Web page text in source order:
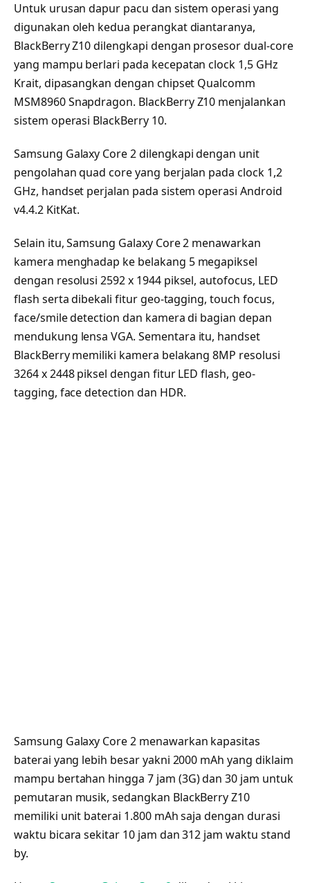
Untuk urusan dapur pacu dan sistem operasi yang
digunakan oleh kedua perangkat diantaranya,
BlackBerry Z10 dilengkapi dengan prosesor dual-core
yang mampu berlari pada kecepatan clock 1,5 GHz
Krait, dipasangkan dengan chipset Qualcomm
MSM8960 Snapdragon. BlackBerry Z10 menjalankan
sistem operasi BlackBerry 10.
Samsung Galaxy Core 2 dilengkapi dengan unit
pengolahan quad core yang berjalan pada clock 1,2
GHz, handset perjalan pada sistem operasi Android
v4.4.2 KitKat.
Selain itu, Samsung Galaxy Core 2 menawarkan
kamera menghadap ke belakang 5 megapiksel
dengan resolusi 2592 х 1944 piksel, autofocus, LED
flash serta dibekali fitur geo-tagging, touch focus,
face/smile detection dan kamera di bagian depan
mendukung lensa VGA. Sementara itu, handset
BlackBerry memiliki kamera belakang 8MP resolusi
3264 x 2448 piksel dengan fitur LED flash, geo-
tagging, face detection dan HDR.
Samsung Galaxy Core 2 menawarkan kapasitas
baterai yang lebih besar yakni 2000 mAh yang diklaim
mampu bertahan hingga 7 jam (3G) dan 30 jam untuk
pemutaran musik, sedangkan BlackBerry Z10
memiliki unit baterai 1.800 mAh saja dengan durasi
waktu bicara sekitar 10 jam dan 312 jam waktu stand
by.